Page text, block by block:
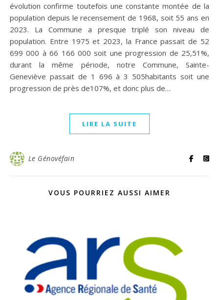
évolution confirme toutefois une constante montée de la
population depuis le recensement de 1968, soit 55 ans en
2023. La Commune a presque triplé son niveau de
population. Entre 1975 et 2023, la France passait de 52
699 000 à 66 166 000 soit une progression de 25,51%,
durant la même période, notre Commune, Sainte-
Geneviève passait de 1 696 à 3 505habitants soit une
progression de près de107%, et donc plus de…
LIRE LA SUITE
Le Génovéfain
VOUS POURRIEZ AUSSI AIMER